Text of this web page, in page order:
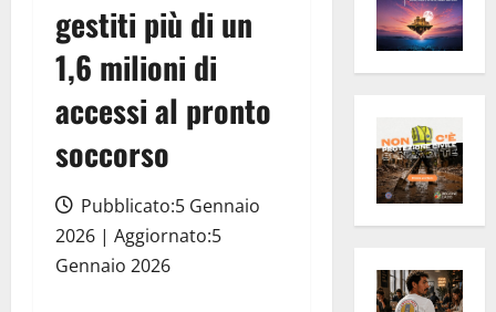
gestiti più di un
1,6 milioni di
accessi al pronto
soccorso
Pubblicato:5 Gennaio
2026 | Aggiornato:5
Gennaio 2026